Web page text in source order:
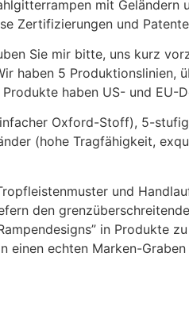
mit
Zertifizierungen und
Sie mir bitte, uns kurz
haben 5
haben US- und EU-
Oxford-Stoff), 5-
(hohe Tragfähigkeit,
und
den
in
einen echten Marken-Graben